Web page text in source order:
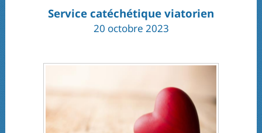
Service catéchétique viatorien
20 octobre 2023